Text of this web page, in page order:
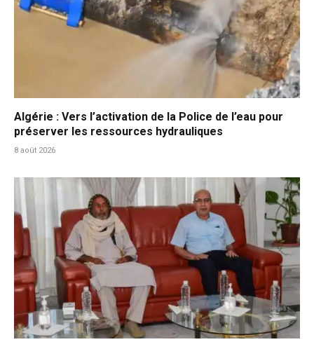
Algérie : Vers l’activation de la Police de l’eau pour
préserver les ressources hydrauliques
8 août 2026